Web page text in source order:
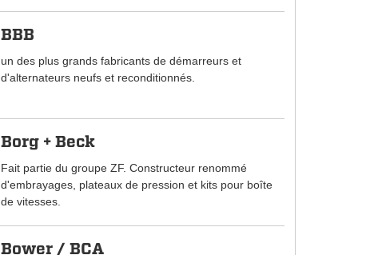
BBB
un des plus grands fabricants de démarreurs et
d'alternateurs neufs et reconditionnés.
Borg + Beck
Fait partie du groupe ZF. Constructeur renommé
d'embrayages, plateaux de pression et kits pour boîte
de vitesses.
Bower / BCA